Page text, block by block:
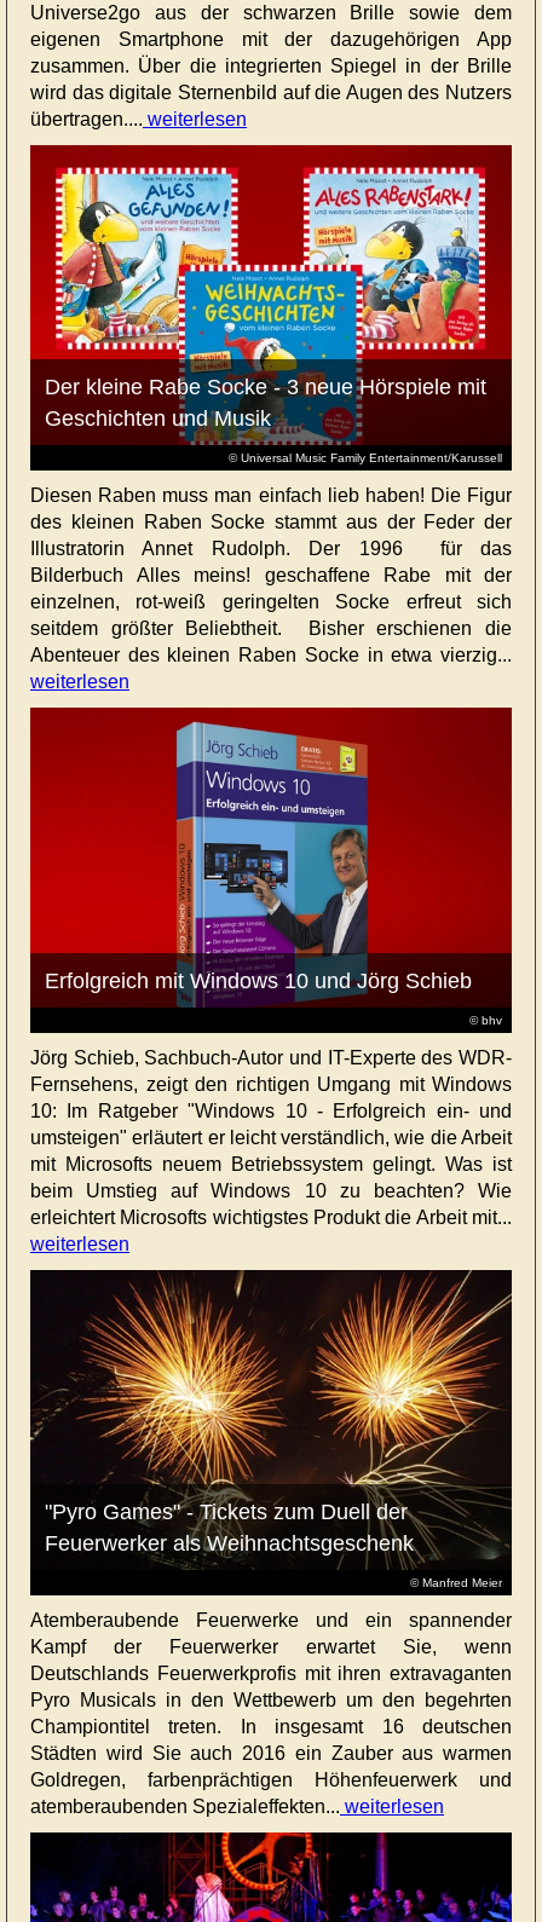
Universe2go aus der schwarzen Brille sowie dem
eigenen Smartphone mit der dazugehörigen App
zusammen. Über die integrierten Spiegel in der Brille
wird das digitale Sternenbild auf die Augen des Nutzers
übertragen.... weiterlesen
© Universal Music Family Entertainment/Karussell
Der kleine Rabe Socke - 3 neue Hörspiele mit
Geschichten und Musik
Diesen Raben muss man einfach lieb haben! Die Figur
des kleinen Raben Socke stammt aus der Feder der
Illustratorin Annet Rudolph. Der 1996 für das
Bilderbuch Alles meins! geschaffene Rabe mit der
einzelnen, rot-weiß geringelten Socke erfreut sich
seitdem größter Beliebtheit. Bisher erschienen die
Abenteuer des kleinen Raben Socke in etwa vierzig...
weiterlesen
© bhv
Erfolgreich mit Windows 10 und Jörg Schieb
Jörg Schieb, Sachbuch-Autor und IT-Experte des WDR-
Fernsehens, zeigt den richtigen Umgang mit Windows
10: Im Ratgeber "Windows 10 - Erfolgreich ein- und
umsteigen" erläutert er leicht verständlich, wie die Arbeit
mit Microsofts neuem Betriebssystem gelingt. Was ist
beim Umstieg auf Windows 10 zu beachten? Wie
erleichtert Microsofts wichtigstes Produkt die Arbeit mit...
weiterlesen
© Manfred Meier
"Pyro Games" - Tickets zum Duell der
Feuerwerker als Weihnachtsgeschenk
Atemberaubende Feuerwerke und ein spannender
Kampf der Feuerwerker erwartet Sie, wenn
Deutschlands Feuerwerkprofis mit ihren extravaganten
Pyro Musicals in den Wettbewerb um den begehrten
Championtitel treten. In insgesamt 16 deutschen
Städten wird Sie auch 2016 ein Zauber aus warmen
Goldregen, farbenprächtigen Höhenfeuerwerk und
atemberaubenden Spezialeffekten... weiterlesen